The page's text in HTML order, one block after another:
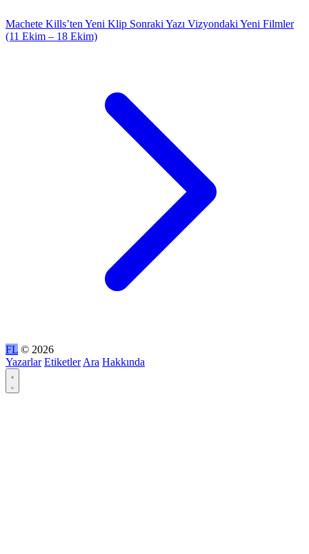
Machete Kills’ten Yeni Klip Sonraki Yazı Vizyondaki Yeni Filmler
(11 Ekim – 18 Ekim)
FL © 2026
Yazarlar Etiketler Ara Hakkında